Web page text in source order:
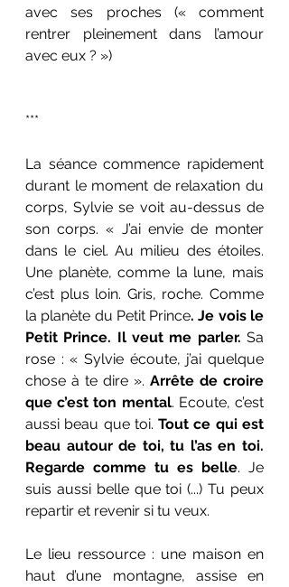
avec ses proches (« comment
rentrer pleinement dans l’amour
avec eux ? »)
***
La séance commence rapidement
durant le moment de relaxation du
corps, Sylvie se voit au-dessus de
son corps. « J’ai envie de monter
dans le ciel. Au milieu des étoiles.
Une planète, comme la lune, mais
c’est plus loin. Gris, roche. Comme
la planète du Petit Prince. Je vois le
Petit Prince. Il veut me parler. Sa
rose : « Sylvie écoute, j’ai quelque
chose à te dire ». Arrête de croire
que c’est ton mental. Ecoute, c’est
aussi beau que toi. Tout ce qui est
beau autour de toi, tu l’as en toi.
Regarde comme tu es belle. Je
suis aussi belle que toi (...) Tu peux
repartir et revenir si tu veux.
Le lieu ressource : une maison en
haut d’une montagne, assise en